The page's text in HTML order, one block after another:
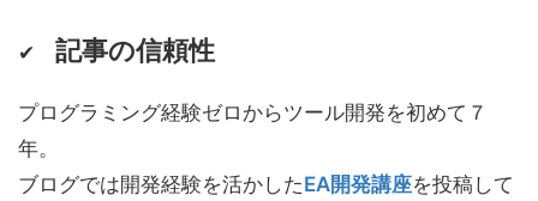
✔ 記事の信頼性
プログラミング経験ゼロからツール開発を初めて７
年。
ブログでは開発経験を活かしたEA開発講座を投稿して